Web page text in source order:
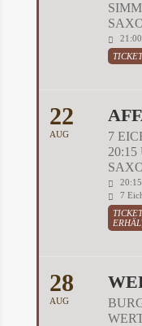
21:00
22
AUG
7
20:15
7
28
AUG